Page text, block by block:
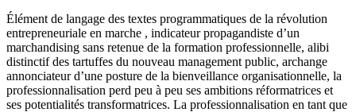
Élément de langage des textes programmatiques de la révolution
entrepreneuriale en marche , indicateur propagandiste d’un
marchandising sans retenue de la formation professionnelle, alibi
distinctif des tartuffes du nouveau management public, archange
annonciateur d’une posture de la bienveillance organisationnelle, la
professionnalisation perd peu à peu ses ambitions réformatrices et
ses potentialités transformatrices. La professionnalisation en tant que